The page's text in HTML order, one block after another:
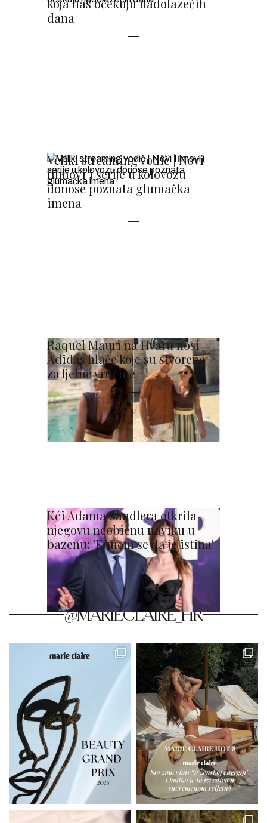
koja nas očekuju nadolazećih
dana
Veliki streaming vodič | Novi
filmovi i serije u kolovozu
donose poznata glumačka
imena
Raquel Mauri na Hvaru nosi
Adidas hlače koje su stvorene
za ljetne vrućine
Kći Adama Sandlera otkrila
njegovu neobičnu naviku u
bazenu: 'Kunem se da je istina'
@MARIECLAIRE_HR